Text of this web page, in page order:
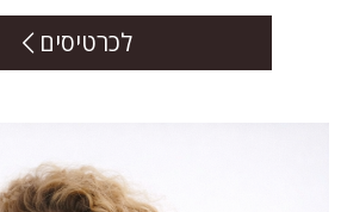
לכרטיסים